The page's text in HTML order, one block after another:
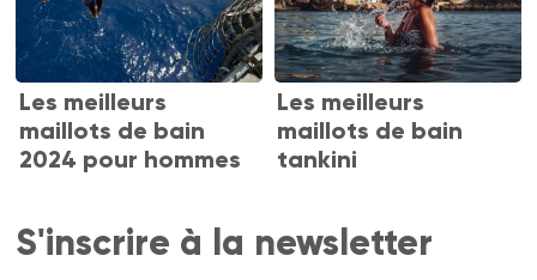
Les meilleurs
maillots de bain
2024 pour hommes
Les meilleurs
maillots de bain
tankini
S'inscrire à la newsletter